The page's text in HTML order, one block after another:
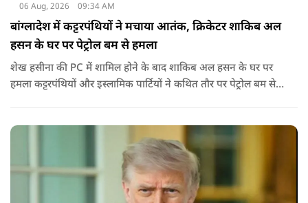
06 Aug, 2026 09:34 AM
बांग्लादेश में कट्टरपंथियों ने मचाया आतंक, क्रिकेटर शाकिब अल
हसन के घर पर पेट्रोल बम से हमला
शेख हसीना की PC में शामिल होने के बाद शाकिब अल हसन के घर पर
हमला कट्टरपंथियों और इस्लामिक पार्टियों ने कथित तौर पर पेट्रोल बम से
जरिए संबोधन दिया था.